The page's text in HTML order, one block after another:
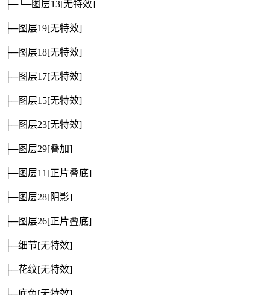
├─└─图层13[无特效]
├─图层19[无特效]
├─图层18[无特效]
├─图层17[无特效]
├─图层15[无特效]
├─图层23[无特效]
├─图层29[叠加]
├─图层11 [正片叠底]
├─图层28[阴影]
├─图层26[正片叠底]
├─细节[无特效]
├─花纹[无特效]